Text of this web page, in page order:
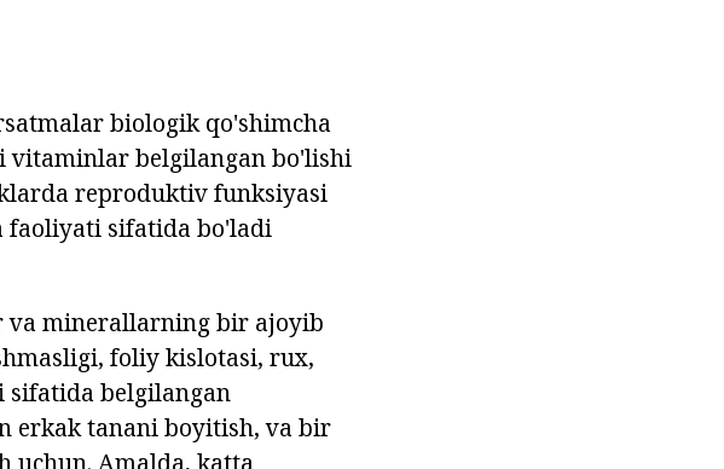
biologik qo'shimcha
vitaminlar belgilangan bo'lishi
reproduktiv funksiyasi
faoliyati sifatida bo'ladi
va minerallarning bir ajoyib
foliy kislotasi, rux,
belgilangan
erkak tanani boyitish, va bir
uchun. Amalda, katta